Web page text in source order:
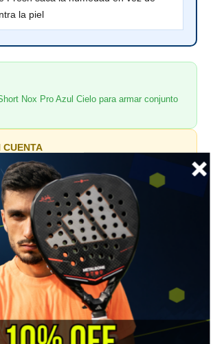
la piel
Nox Pro Azul Cielo para armar conjunto
la arcilla más que un tono oscuro.
conjunto completo en azul cielo.
la prenda extendida, en centímetros
XS S M L